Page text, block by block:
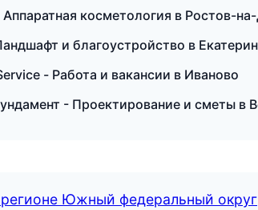
косметология в Ростов-
и благоустройство в
- Работа и вакансии в Иваново
- Проектирование и сметы в
Южный федеральный округ